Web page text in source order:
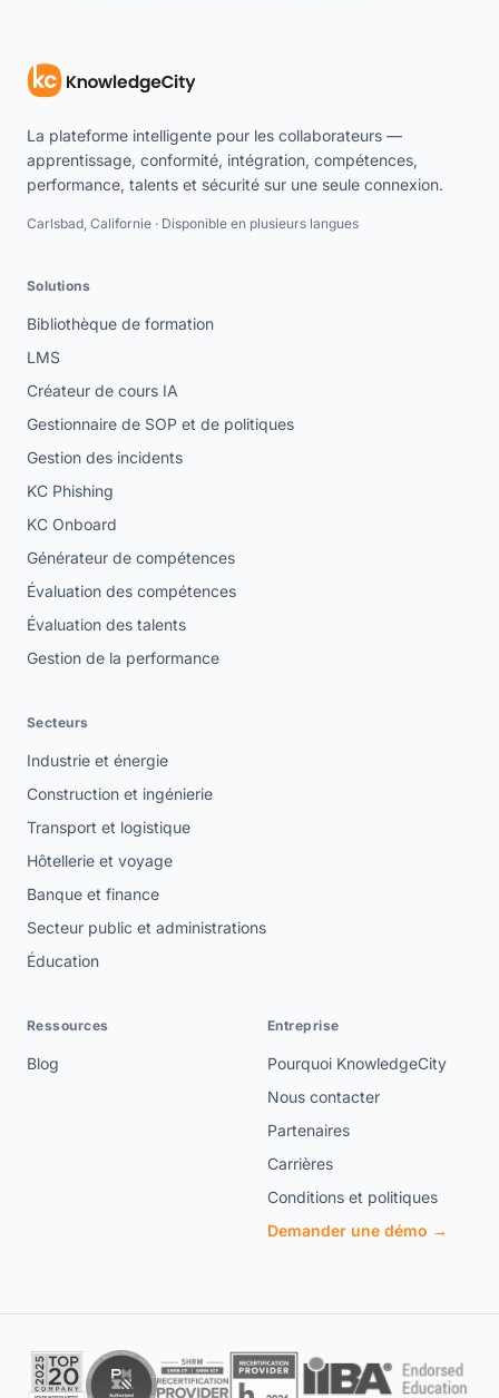
La plateforme intelligente pour les collaborateurs —
apprentissage, conformité, intégration, compétences,
performance, talents et sécurité sur une seule connexion.
Carlsbad, Californie · Disponible en plusieurs langues
Solutions
Bibliothèque de formation
LMS
Créateur de cours IA
Gestionnaire de SOP et de politiques
Gestion des incidents
KC Phishing
KC Onboard
Générateur de compétences
Évaluation des compétences
Évaluation des talents
Gestion de la performance
Secteurs
Industrie et énergie
Construction et ingénierie
Transport et logistique
Hôtellerie et voyage
Banque et finance
Secteur public et administrations
Éducation
Ressources
Blog
Entreprise
Pourquoi KnowledgeCity
Nous contacter
Partenaires
Carrières
Conditions et politiques
Demander une démo →